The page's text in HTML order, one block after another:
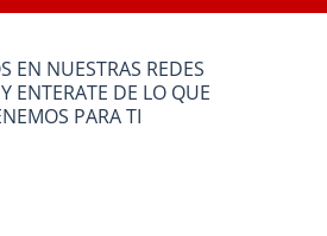
EN NUESTRAS REDES
ENTERATE DE LO QUE
PARA TI